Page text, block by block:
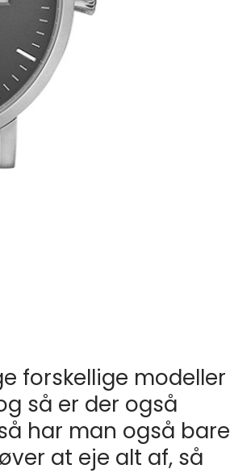
forskellige modeller
så er der også
har man også bare
at eje alt af, så